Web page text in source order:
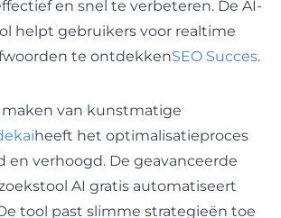
en snel te verbeteren. De AI-
helpt gebruikers voor realtime
te ontdekkenSEO Succes.
van kunstmatige
heeft het optimalisatieproces
en verhoogd. De geavanceerde
AI gratis automatiseert
tool past slimme strategieën toe